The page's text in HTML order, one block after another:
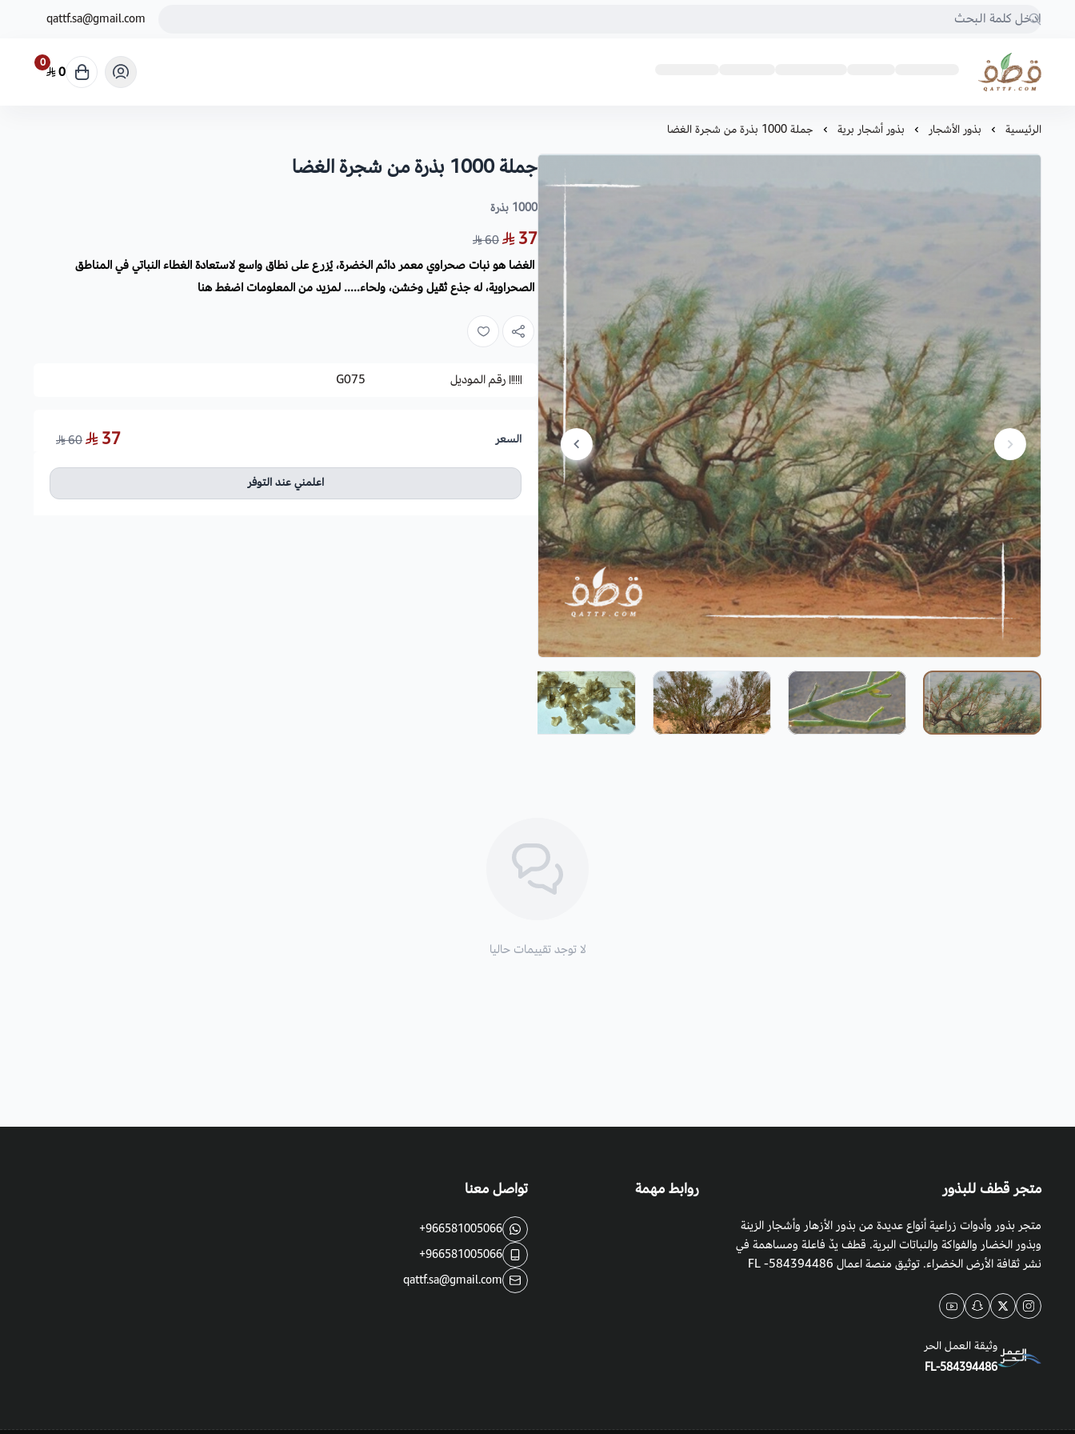
qattf.sa@gmail.com
متجر قطف للبذور
0
0
الرئيسية بذور الأشجار بذور أشجار برية جملة 1000 بذرة من شجرة الغضا
جملة 1000 بذرة من شجرة الغضا
1000 بذرة
37
60
الغضا هو نبات صحراوي معمر دائم الخضرة، يُزرع على نطاق واسع لاستعادة الغطاء النباتي في المناطق
الصحراوية، له جذع ثقيل وخشن، ولحاء..... لمزيد من المعلوماتاضغط هنا
رقم الموديل G075
السعر 37
60
اعلمني عند التوفر
لا توجد تقييمات حاليا
متجر قطف للبذور
متجر بذور وأدوات زراعية أنواع عديدة من بذور الأزهار وأشجار الزينة
وبذور الخضار والفواكة والنباتات البرية. قطف يدٌ فاعلة ومساهمة في
نشر ثقافة الأرض الخضراء. توثيق منصة اعمال 584394486- FL
وثيقة العمل الحر
FL-584394486
روابط مهمة تواصل معنا
+966581005066
+966581005066
qattf.sa@gmail.com